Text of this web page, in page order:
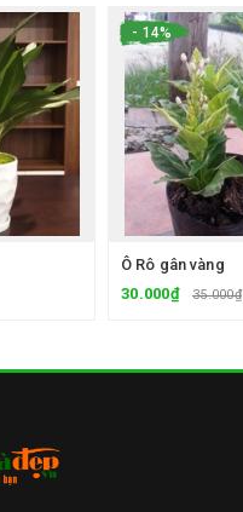
- 14%
Ô Rô gân vàng
30.000₫
35.000₫